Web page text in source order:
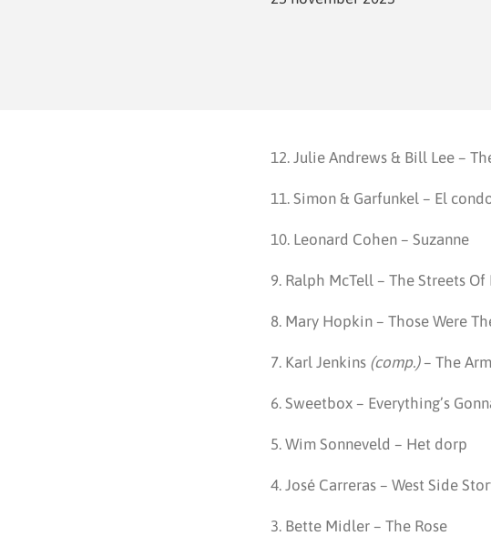
12. Julie Andrews & Bill Lee –
11. Simon & Garfunkel – El
10. Leonard Cohen – Suzanne
9. Ralph McTell – The Streets Of
8. Mary Hopkin – Those Were
7. Karl Jenkins (comp.)– The
6. Sweetbox – Everything’s
5. Wim Sonneveld – Het dorp
4. José Carreras – West Side
3. Bette Midler – The Rose